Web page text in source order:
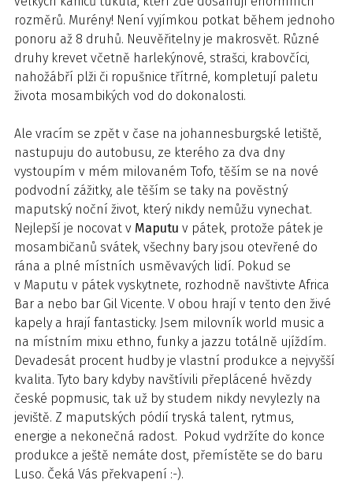
rozměrů. Murény! Není vyjímkou potkat během jednoho
ponoru až 8 druhů. Neuvěřitelny je makrosvět. Různé
druhy krevet včetně harlekýnové, strašci, krabovčíci,
nahožábří plži či ropušnice třítrné, kompletují paletu
života mosambikých vod do dokonalosti.
Ale vracím se zpět v čase na johannesburgské letiště,
nastupuju do autobusu, ze kterého za dva dny
vystoupím v mém milovaném Tofo, těším se na nové
podvodní zážitky, ale těším se taky na pověstný
maputský noční život, který nikdy nemůžu vynechat.
Nejlepší je nocovat v Maputu v pátek, protože pátek je
mosambičanů svátek, všechny bary jsou otevřené do
rána a plné místních usměvavých lidí. Pokud se
v Maputu v pátek vyskytnete, rozhodně navštivte Africa
Bar a nebo bar Gil Vicente. V obou hrají v tento den živé
kapely a hrají fantasticky. Jsem milovník world music a
na místním mixu ethno, funky a jazzu totálně ujíždím.
Devadesát procent hudby je vlastní produkce a nejvyšší
kvalita. Tyto bary kdyby navštívili přeplácené hvězdy
české popmusic, tak už by studem nikdy nevylezly na
jeviště. Z maputských pódií tryská talent, rytmus,
energie a nekonečná radost. Pokud vydržíte do konce
produkce a ještě nemáte dost, přemístěte se do baru
Luso. Čeká Vás překvapení :-).